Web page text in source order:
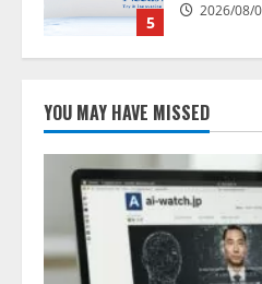
5
2026/08/
1
ォーム「
スに関す
2026/
lmessage
し、AI
拡充
YOU MAY HAVE MISSED